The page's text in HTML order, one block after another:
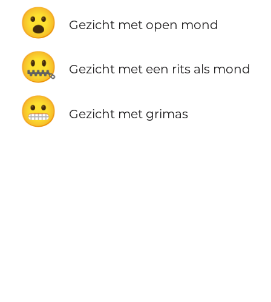
😮 Gezicht met open mond
🤐 Gezicht met een rits als mond
😬 Gezicht met grimas